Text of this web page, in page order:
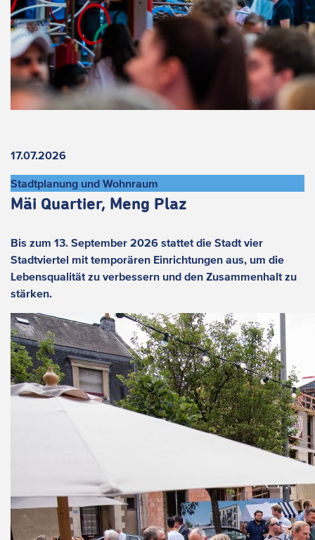
17.07.2026
Stadtplanung und Wohnraum
Mäi Quartier, Meng Plaz
Bis zum 13. September 2026 stattet die Stadt vier
Stadtviertel mit temporären Einrichtungen aus, um die
Lebensqualität zu verbessern und den Zusammenhalt zu
stärken.